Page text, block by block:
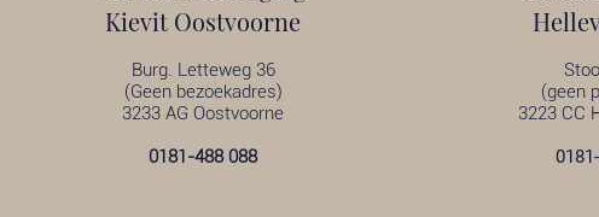
Kievit Oostvoorne
Burg. Letteweg 36
(Geen bezoekadres)
3233 AG Oostvoorne
0181-488 088
(geen
3223 CC